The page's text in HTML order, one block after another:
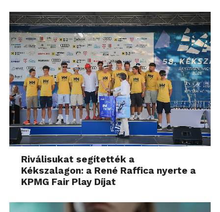
Riválisukat segítették a
Kékszalagon: a René Raffica nyerte a
KPMG Fair Play Díjat